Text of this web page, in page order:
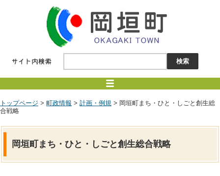
トップページ > 町政情報 > 計画・例規 > 岡垣町まち・ひと・しごと創生総
合戦略
岡垣町まち・ひと・しごと創生総合戦略